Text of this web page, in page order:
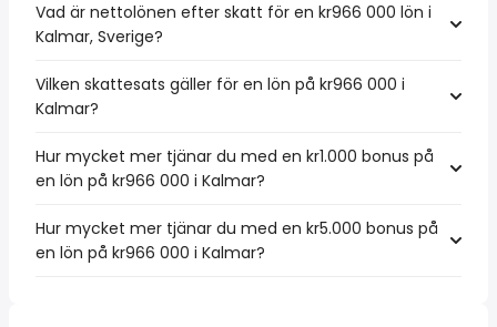
Vad är nettolönen efter skatt för en kr966 000 lön i
Kalmar, Sverige?
Vilken skattesats gäller för en lön på kr966 000 i
Kalmar?
Hur mycket mer tjänar du med en kr1.000 bonus på
en lön på kr966 000 i Kalmar?
Hur mycket mer tjänar du med en kr5.000 bonus på
en lön på kr966 000 i Kalmar?